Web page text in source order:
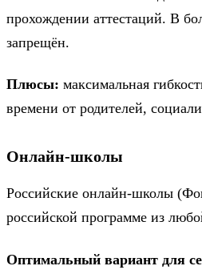
прохождении аттестаций. В
запрещён.
Плюсы: максимальная
времени от родителей,
Онлайн-школы
Российские онлайн-школы
российской программе из
Оптимальный вариант для